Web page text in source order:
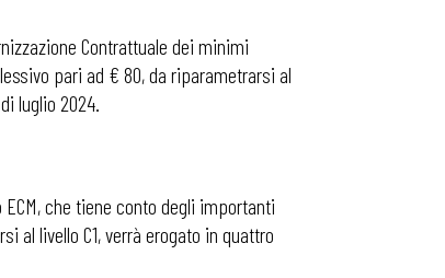
Contrattuale dei minimi
pari ad € 80, da riparametrarsi al
luglio 2024.
che tiene conto degli importanti
al livello C1, verrà erogato in quattro